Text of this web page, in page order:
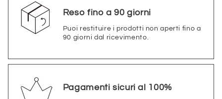
Reso fino a 90 giorni
Puoi restituire i prodotti non aperti fino a
90 giorni dal ricevimento.
Pagamenti sicuri al 100%